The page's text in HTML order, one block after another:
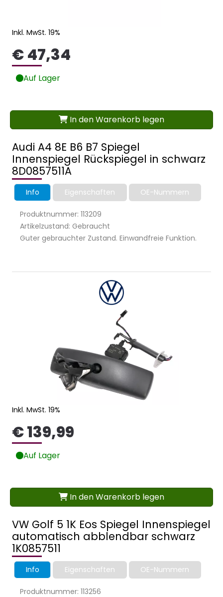
Audi A4 8E B6 B7 Spiegel
Innenspiegel Rückspiegel in schwarz
8D0857511A
Info Eigenschaften OE-Nummern
Produktnummer: 113209
Artikelzustand: Gebraucht
Guter gebrauchter Zustand. Einwandfreie Funktion.
Inkl. MwSt. 19%
€ 47,34
Auf Lager
In den Warenkorb legen
VW Golf 5 1K Eos Spiegel Innenspiegel
automatisch abblendbar schwarz
1K0857511
Info Eigenschaften OE-Nummern
Produktnummer: 113256
Inkl. MwSt. 19%
€ 139,99
Auf Lager
In den Warenkorb legen